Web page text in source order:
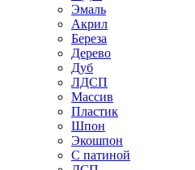
Эмаль
Акрил
Береза
Дерево
Дуб
ЛДСП
Массив
Пластик
Шпон
Экошпон
С патиной